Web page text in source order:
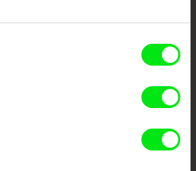
Členové Doc Alliance